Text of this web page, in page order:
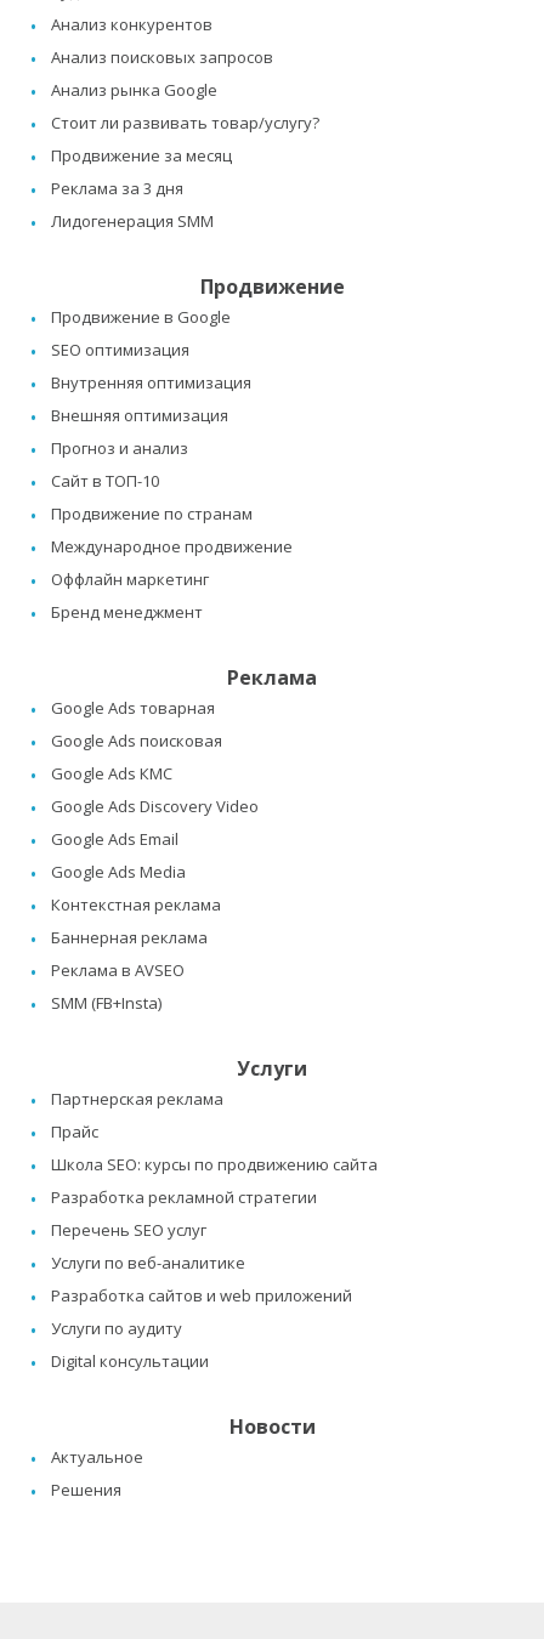
Анализ конкурентов
Анализ поисковых запросов
Анализ рынка Google
Стоит ли развивать товар/услугу?
Продвижение за месяц
Реклама за 3 дня
Лидогенерация SMM
Продвижение
Продвижение в Google
SEO оптимизация
Внутренняя оптимизация
Внешняя оптимизация
Прогноз и анализ
Сайт в ТОП-10
Продвижение по странам
Международное продвижение
Оффлайн маркетинг
Бренд менеджмент
Реклама
Google Ads товарная
Google Ads поисковая
Google Ads КМС
Google Ads Discovery Video
Google Ads Email
Google Ads Media
Контекстная реклама
Баннерная реклама
Реклама в AVSEO
SMM (FB+Insta)
Услуги
Партнерская реклама
Прайс
Школа SEO: курсы по продвижению сайта
Разработка рекламной стратегии
Перечень SEO услуг
Услуги по веб-аналитике
Разработка сайтов и web приложений
Услуги по аудиту
Digital консультации
Новости
Актуальное
Решения